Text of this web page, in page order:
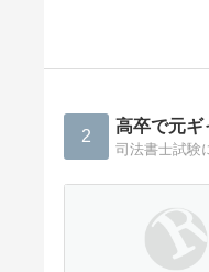
2 高卒で元ギ